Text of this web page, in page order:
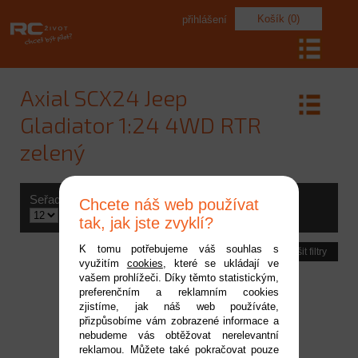
Košík (0)
přihlášení
Axial SCX24 Jeep
Gladiator 1:24 4WD RTR
zelený
Seřadit podle
Počet produktů
Výrobce
Zrušit filtry
Chcete náš web používat
tak, jak jste zvyklí?
K tomu potřebujeme váš souhlas s
využitím cookies, které se ukládají ve
vašem prohlížeči. Díky těmto statistickým,
preferenčním a reklamním cookies
zjistíme, jak náš web používáte,
přizpůsobíme vám zobrazené informace a
nebudeme vás obtěžovat nerelevantní
reklamou. Můžete také pokračovat pouze